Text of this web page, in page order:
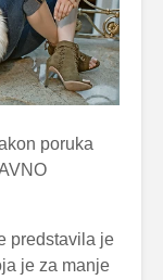
poruka
predstavila je
je za manje